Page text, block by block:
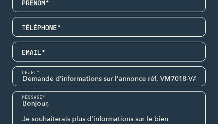
PRÉNOM*
TÉLÉPHONE*
EMAIL*
OBJET*
MESSAGE*